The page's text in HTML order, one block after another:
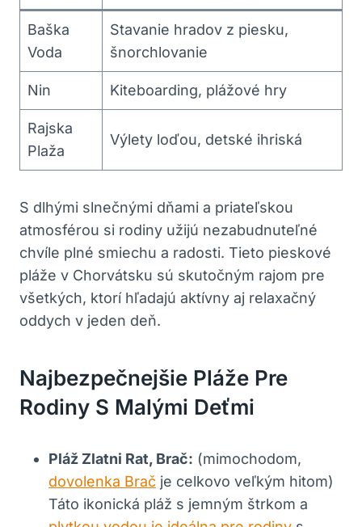
Baška
Voda
Stavanie hradov z piesku,
šnorchlovanie
Nin Kiteboarding, plážové hry
Rajska
Plaža
Výlety loďou, detské ihriská
S dlhými slnečnými dňami a priateľskou
atmosférou si rodiny užijú nezabudnuteľné
chvíle plné smiechu a radosti. Tieto pieskové
pláže v Chorvátsku sú skutočným rajom pre
všetkých, ktorí hľadajú aktívny aj relaxačný
oddych v jeden deň.
Najbezpečnejšie Pláže Pre
Rodiny S Malými Deťmi
Pláž Zlatni Rat, Brač: (mimochodom,
dovolenka Brač je celkovo veľkým hitom)
Táto ikonická pláž s jemným štrkom a